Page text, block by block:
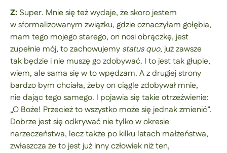
Z: Super. Mnie się też wydaje, że skoro jestem
w sformalizowanym związku, gdzie oznaczyłam gołębia,
mam tego mojego starego, on nosi obrączkę, jest
zupełnie mój, to zachowujemy status quo, już zawsze
tak będzie i nie muszę go zdobywać. I to jest tak głupie,
wiem, ale sama się w to wpędzam. A z drugiej strony
bardzo bym chciała, żeby on ciągle zdobywał mnie,
nie dając tego samego. I pojawia się takie otrzeźwienie:
„O Boże! Przecież to wszystko może się jednak zmienić”.
Dobrze jest się odkrywać nie tylko w okresie
narzeczeństwa, lecz także po kilku latach małżeństwa,
zwłaszcza że to jest już inny człowiek niż ten,